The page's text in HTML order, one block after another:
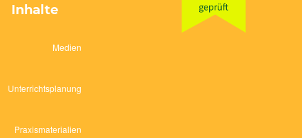
Inhalte